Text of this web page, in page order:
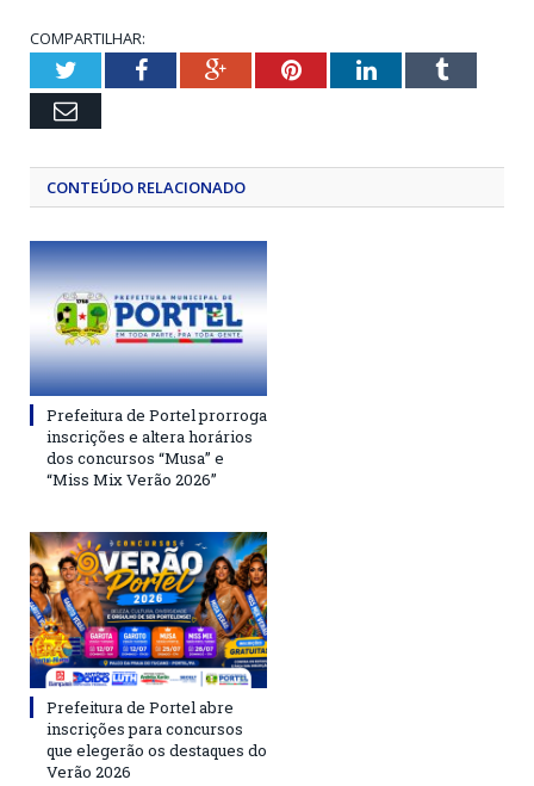
COMPARTILHAR:
TwitterFacebookGoogle+PinterestLinkedInTumblr
Email
CONTEÚDO RELACIONADO
Prefeitura de Portel prorroga
inscrições e altera horários
dos concursos “Musa” e
“Miss Mix Verão 2026”
Prefeitura de Portel abre
inscrições para concursos
que elegerão os destaques do
Verão 2026